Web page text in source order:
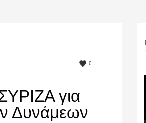
0
για
Δυνάμεων